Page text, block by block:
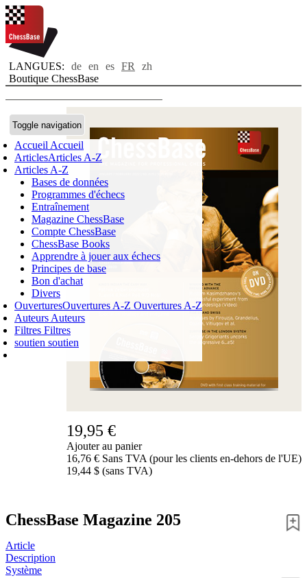
LANGUES: de en es FR
zh
Boutique ChessBase
Toggle navigation
Accueil Accueil
ArticlesArticles A-Z
Articles A-Z
Bases de données
Programmes d'échecs
Entraînement
Magazine ChessBase
Compte ChessBase
ChessBase Books
Apprendre à jouer aux échecs
Principes de base
Bon d'achat
Divers
OuverturesOuvertures A-Z Ouvertures A-Z
Auteurs Auteurs
Filtres Filtres
soutien soutien
Login
0ARTICLE
19,95 €
Ajouter au panier
16,76 € Sans TVA (pour les clients en-dehors de l'UE)
19,44 $ (sans TVA)
ChessBase Magazine 205
Article
Description
Système